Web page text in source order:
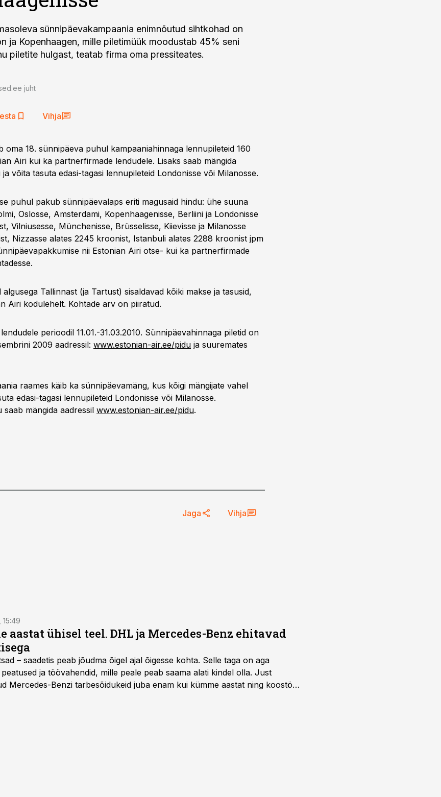
sünnipäevakampaania enimnõutud sihtkohad on
ja Kopenhaagen, mille piletimüük moodustab 45% seni
piletite hulgast, teatab firma oma pressiteates.
juht
Vihja
oma 18. sünnipäeva puhul kampaaniahinnaga lennupileteid 160
Airi kui ka partnerfirmade lendudele. Lisaks saab mängida
võita tasuta edasi-tagasi lennupileteid Londonisse või Milanosse.
puhul pakub sünnipäevalaps eriti magusaid hindu: ühe suuna
Oslosse, Amsterdami, Kopenhaagenisse, Berliini ja Londonisse
Vilniusesse, Münchenisse, Brüsselisse, Kiievisse ja Milanosse
Nizzasse alates 2245 kroonist, Istanbuli alates 2288 kroonist jpm
nii Estonian Airi otse- kui ka partnerfirmade
Tallinnast (ja Tartust) sisaldavad kõiki makse ja tasusid,
Airi kodulehelt. Kohtade arv on piiratud.
perioodil 11.01.-31.03.2010. Sünnipäevahinnaga piletid on
2009 aadressil: www.estonian-air.ee/pidu ja suuremates
raames käib ka sünnipäevamäng, kus kõigi mängijate vahel
edasi-tagasi lennupileteid Londonisse või Milanosse.
saab mängida aadressil www.estonian-air.ee/pidu.
Jaga Vihja
15:49
aastat ühisel teel. DHL ja Mercedes-Benz ehitavad
– saadetis peab jõudma õigel ajal õigesse kohta. Selle taga on aga
ja töövahendid, mille peale peab saama alati kindel olla. Just
Mercedes-Benzi tarbesõidukeid juba enam kui kümme aastat ning koostöö